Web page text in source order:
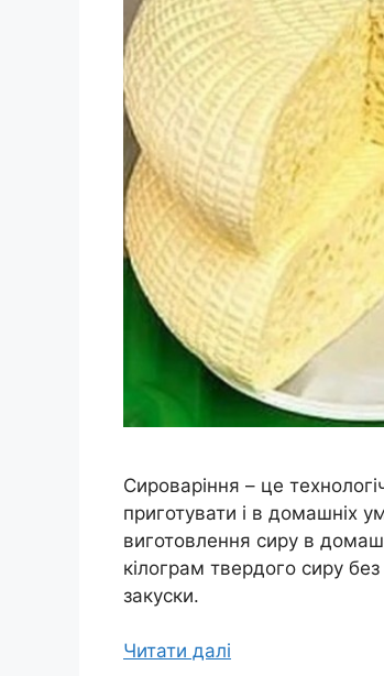
Сироваріння – це
приготувати і в домашніх
виготовлення сиру в
кілограм твердого сиру
закуски.
Читати далі